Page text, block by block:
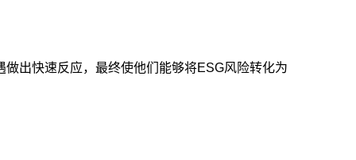
出快速反应，最终使他们能够将ESG风险转化为